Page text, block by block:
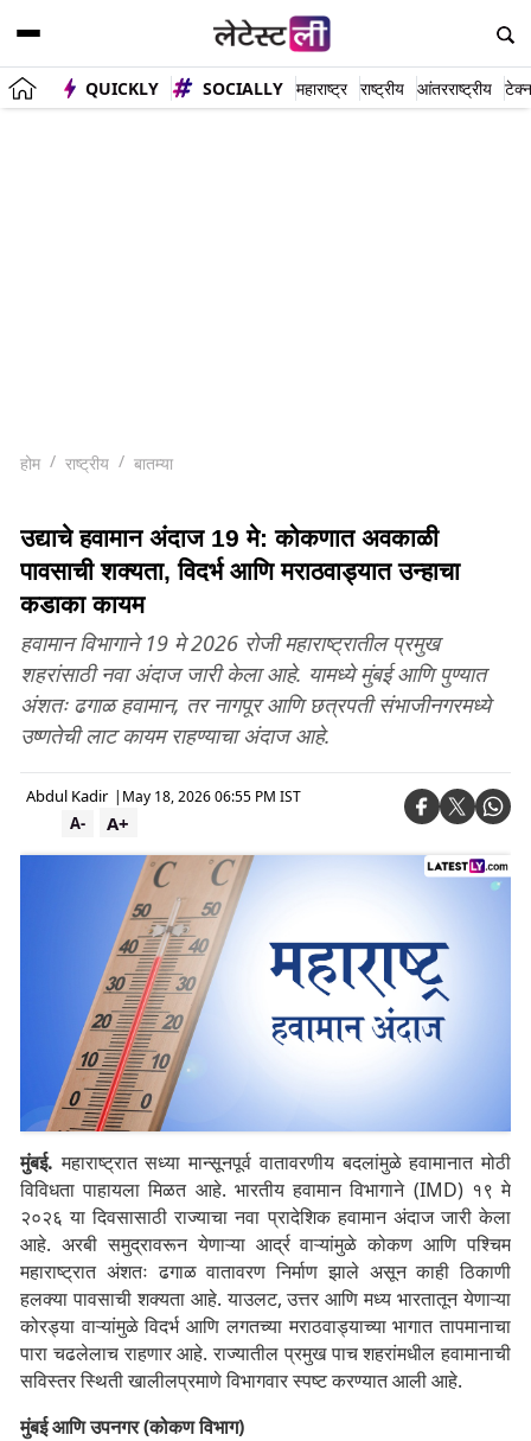
QUICKLY SOCIALLY महाराष्ट्र राष्ट्रीय आंतरराष्ट्रीय
होम राष्ट्रीय बातम्या
उद्याचे हवामान अंदाज 19 मे: कोकणात अवकाळी
पावसाची शक्यता, विदर्भ आणि मराठवाड्यात उन्हाचा
कडाका कायम
हवामान विभागाने 19 मे 2026 रोजी महाराष्ट्रातील प्रमुख
शहरांसाठी नवा अंदाज जारी केला आहे. यामध्ये मुंबई आणि पुण्यात
अंशतः ढगाळ हवामान, तर नागपूर आणि छत्रपती संभाजीनगरमध्ये
उष्णतेची लाट कायम राहण्याचा अंदाज आहे.
Abdul Kadir | May 18, 2026 06:55 PM IST
A+
A-
मुंबई. महाराष्ट्रात सध्या मान्सूनपूर्व वातावरणीय बदलांमुळे हवामानात मोठी
विविधता पाहायला मिळत आहे. भारतीय हवामान विभागाने (IMD) १९ मे
२०२६ या दिवसासाठी राज्याचा नवा प्रादेशिक हवामान अंदाज जारी केला
आहे. अरबी समुद्रावरून येणाऱ्या आर्द्र वाऱ्यांमुळे कोकण आणि पश्चिम
महाराष्ट्रात अंशतः ढगाळ वातावरण निर्माण झाले असून काही ठिकाणी
हलक्या पावसाची शक्यता आहे. याउलट, उत्तर आणि मध्य भारतातून येणाऱ्या
कोरड्या वाऱ्यांमुळे विदर्भ आणि लगतच्या मराठवाड्याच्या भागात तापमानाचा
पारा चढलेलाच राहणार आहे. राज्यातील प्रमुख पाच शहरांमधील हवामानाची
सविस्तर स्थिती खालीलप्रमाणे विभागवार स्पष्ट करण्यात आली आहे.
मुंबई आणि उपनगर (कोकण विभाग)